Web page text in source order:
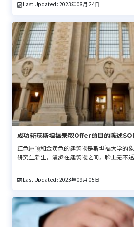
Last Updated : 2023年 08月 24日
成功斩获斯坦福录取Offer的目的陈述
红色屋顶和金黄色的建筑物是斯坦福大学的
研究生新生，漫步在建筑物之间，脸上无不
Last Updated : 2023年 09月 05日